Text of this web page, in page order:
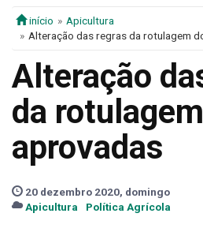
início
Apicultura
Alteração das regras da rotulagem
Alteração
da
aprovadas
20 dezembro 2020, domingo
Apicultura
Política Agrícola